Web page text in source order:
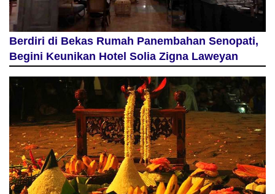
Berdiri di Bekas Rumah Panembahan Senopati,
Begini Keunikan Hotel Solia Zigna Laweyan